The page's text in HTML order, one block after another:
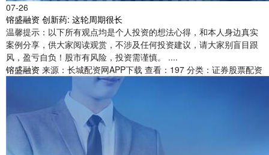
07-26
镕盛融资 创新药: 这轮周期很长
温馨提示：以下所有观点均是个人投资的想法心得，和本人身边真实
案例分享，供大家阅读观赏，不涉及任何投资建议，请大家别盲目跟
风，盈亏自负！股市有风险，投资需谨慎。 ....
镕盛融资 来源：长城配资网APP下载 查看：197 分类：证券股票配资